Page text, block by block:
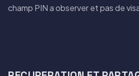
champ PIN a observer et pas de